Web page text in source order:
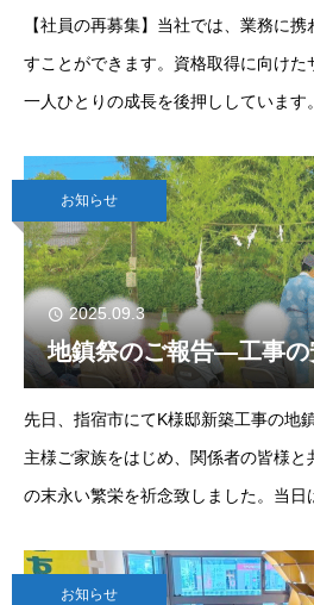
【社員の再募集】当社では、業務に
すことができます。資格取得に向けた
一人ひとりの成長を後押ししています
お知らせ
2025.09.3
地鎮祭のご報告―工事の
先日、指宿市にてK様邸新築工事の地
主様ご家族をはじめ、関係者の皆様
の末永い繁栄を祈念致しました。当日
なりますが社員一同、安全
お知らせ